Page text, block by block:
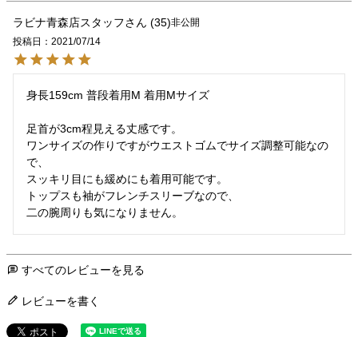
ラビナ青森店スタッフ 35 非公開
投稿日
2021/07/14
身長159cm 普段着用M 着用Mサイズ
足首が3cm程見える丈感です。
ワンサイズの作りですがウエストゴムでサイズ調整可能なの
で、
スッキリ目にも緩めにも着用可能です。
トップスも袖がフレンチスリーブなので、
二の腕周りも気になりません。
すべてのレビューを見る
レビューを書く